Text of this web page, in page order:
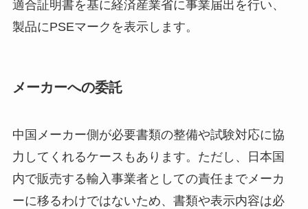
適合証明書を基に経済産業省に事業届出を行い、
製品にPSEマークを表示します。
メーカーへの委託
中国メーカー側が必要書類の整備や試験対応に協
力してくれるケースもあります。ただし、日本国
内で販売する輸入事業者としての責任までメーカ
ーに移るわけではないため、書類や表示内容は必